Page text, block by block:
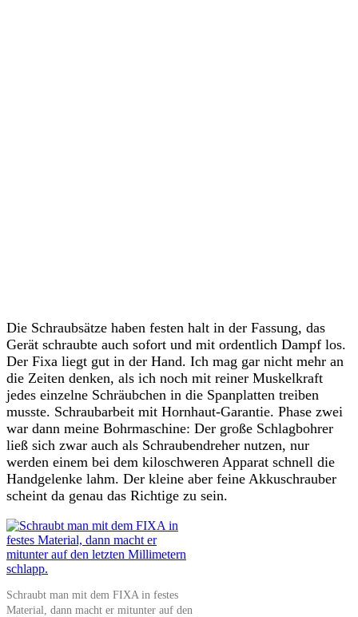
Die Schraubsätze haben festen halt in der Fassung, das
Gerät schraubte auch sofort und mit ordentlich Dampf los.
Der Fixa liegt gut in der Hand. Ich mag gar nicht mehr an
die Zeiten denken, als ich noch mit reiner Muskelkraft
jedes einzelne Schräubchen in die Spanplatten treiben
musste. Schraubarbeit mit Hornhaut-Garantie. Phase zwei
war dann meine Bohrmaschine: Der große Schlagbohrer
ließ sich zwar auch als Schraubendreher nutzen, nur
werden einem bei dem kiloschweren Apparat schnell die
Handgelenke lahm. Der kleine aber feine Akkuschrauber
scheint da genau das Richtige zu sein.
Schraubt man mit dem FIXA in festes
Material, dann macht er mitunter auf den